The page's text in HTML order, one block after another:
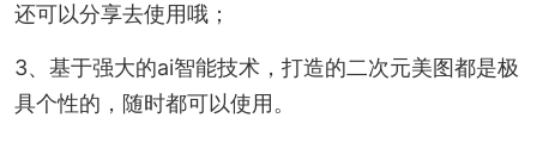
还可以分享去使用哦；
3、基于强大的ai智能技术，打造的二次元美图都是极
具个性的，随时都可以使用。